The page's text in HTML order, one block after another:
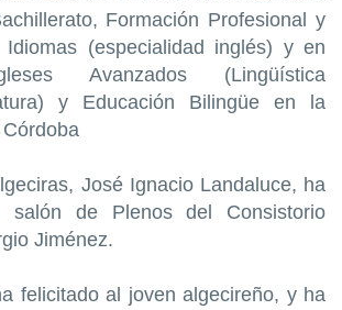
Formación Profesional y
Idiomas (especialidad inglés) y en
Avanzados (Lingüística
y Educación Bilingüe en la
José Ignacio Landaluce, ha
salón de Plenos del Consistorio
Jiménez.
felicitado al joven algecireño, y ha